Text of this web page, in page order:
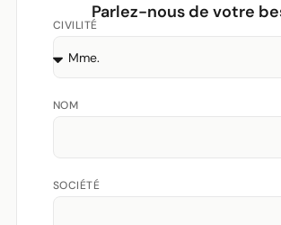
Parlez-nous de votre
CIVILITÉ
NOM
SOCIÉTÉ